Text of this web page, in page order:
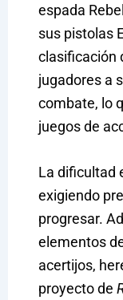
espada
sus pistolas
clasificación
jugadores a
combate, lo
juegos de
La dificultad
exigiendo
progresar.
elementos
acertijos,
proyecto de